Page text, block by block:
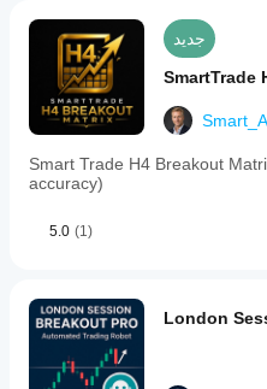
جديد
SmartTrade
Smart Trade H4 Breakout
accuracy)
5.0 (1)
London